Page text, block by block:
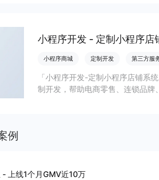
小程序开发 - 定制小程序店
小程序商城 定制开发 第三方服
「小程序开发-定制小程序店铺系
制开发，帮助电商零售、连锁品牌
例
- 上线1个月GMV近10万